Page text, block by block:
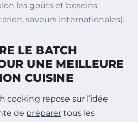
les goûts et besoins
saveurs internationales).
LE BATCH
UNE MEILLEURE
CUISINE
cooking repose sur l’idée
de préparer tous les